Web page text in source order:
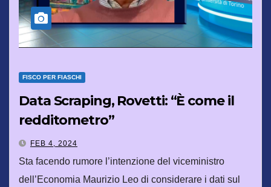
FISCO PER FIASCHI
Data Scraping, Rovetti: “È come il
redditometro”
FEB 4, 2024
Sta facendo rumore l’intenzione del viceministro
dell’Economia Maurizio Leo di considerare i dati sul